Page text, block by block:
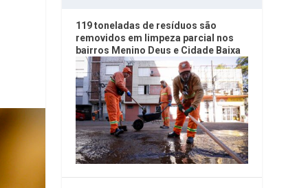
119 toneladas de resíduos são
removidos em limpeza parcial nos
bairros Menino Deus e Cidade Baixa